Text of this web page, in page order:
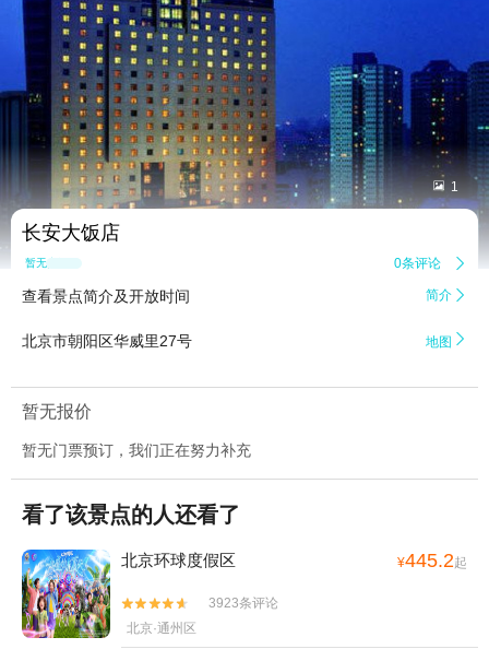
 1
长安大饭店
暂无点评 0条评论 
查看景点简介及开放时间 简介 
北京市朝阳区华威里27号 地图 
暂无报价
暂无门票预订，我们正在努力补充
看了该景点的人还看了
北京环球度假区 ¥445.2起


3923条评论
北京·通州区
